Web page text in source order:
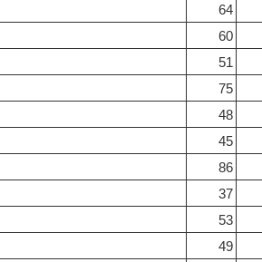
64
60
51
75
48
45
86
37
53
49